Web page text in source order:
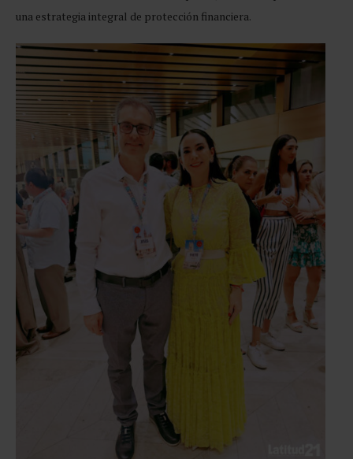
una estrategia integral de protección financiera.